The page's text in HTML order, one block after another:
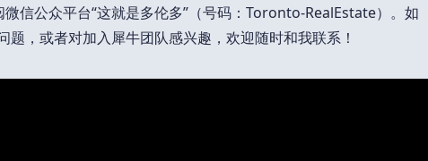
信公众平台“这就是多伦多”（号码：Toronto-RealEstate）。如
题，或者对加入犀牛团队感兴趣，欢迎随时和我联系！